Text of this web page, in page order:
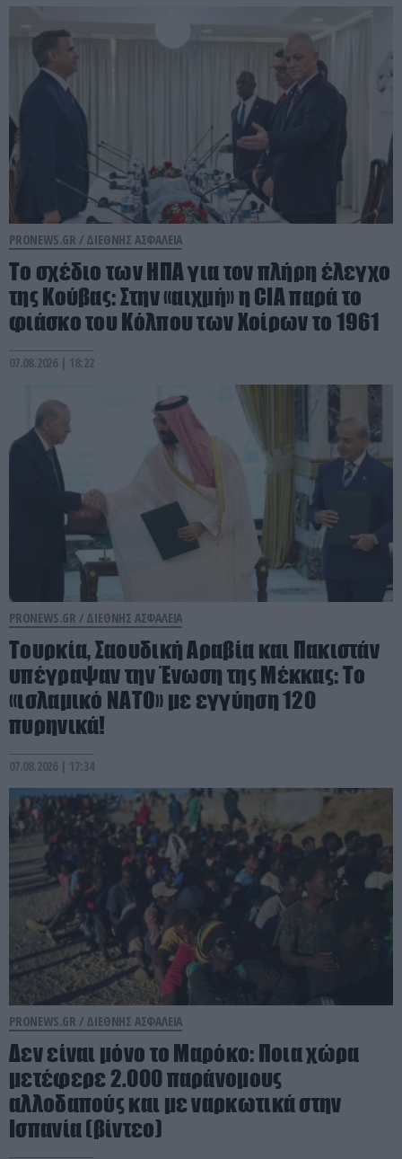
PRONEWS.GR / ΔΙΕΘΝΗΣ ΑΣΦΑΛΕΙΑ
To σχέδιο των ΗΠΑ για τον πλήρη έλεγχο
της Κούβας: Στην «αιχμή» η CIA παρά το
φιάσκο του Κόλπου των Χοίρων το 1961
07.08.2026 | 18:22
PRONEWS.GR / ΔΙΕΘΝΗΣ ΑΣΦΑΛΕΙΑ
Τουρκία, Σαουδική Αραβία και Πακιστάν
υπέγραψαν την Ένωση της Μέκκας: Το
«ισλαμικό ΝΑΤΟ» με εγγύηση 120
πυρηνικά!
07.08.2026 | 17:34
PRONEWS.GR / ΔΙΕΘΝΗΣ ΑΣΦΑΛΕΙΑ
Δεν είναι μόνο το Μαρόκο: Ποια χώρα
μετέφερε 2.000 παράνομους
αλλοδαπούς και με ναρκωτικά στην
Ισπανία (βίντεο)